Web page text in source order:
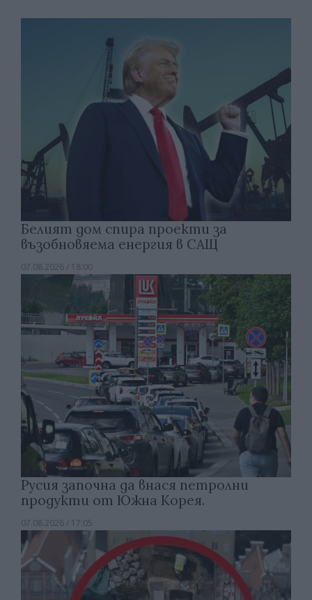
Белият дом спира проекти за
възобновяема енергия в САЩ
07.08.2026 / 18:00
Русия започна да внася петролни
продукти от Южна Корея.
07.08.2026 / 17:05